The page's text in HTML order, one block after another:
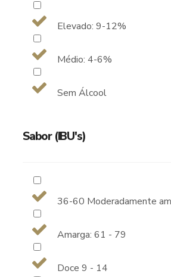
Elevado: 9-12%
Médio: 4-6%
Sem Álcool
Sabor (IBU's)
36-60 Moderadamente
Amarga: 61 - 79
Doce 9 - 14